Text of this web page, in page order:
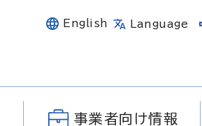
English Language
事業者向け情報